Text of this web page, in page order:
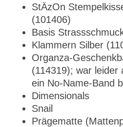
StÄzOn
(101406)
Basis
Klammern Silber
Organza-
(114319); war leider
ein No-Name-Band
Dimensionals
Snail
Prägematte